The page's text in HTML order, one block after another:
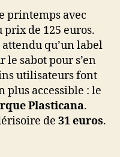
printemps avec
de 125 euros.
qu’un label
le sabot pour s’en
utilisateurs font
plus accessible : le
Plasticana.
de 31 euros.